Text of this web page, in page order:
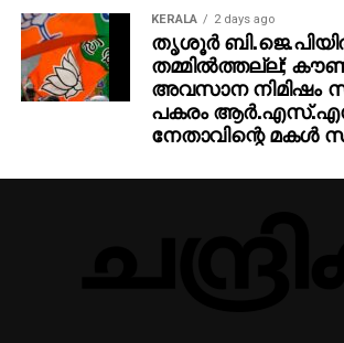
KERALA 2 days ago
തൃശൂര്‍
തമ്മില്‍ത്തല്ല്;
അവസാന നിമിഷം
പകരം
നേതാവിന്റെ മകള്‍